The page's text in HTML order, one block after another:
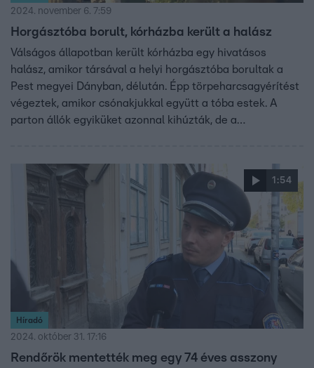
2024. november 6. 7:59
Horgásztóba borult, kórházba került a halász
Válságos állapotban került kórházba egy hivatásos
halász, amikor társával a helyi horgásztóba borultak a
Pest megyei Dányban, délután. Épp törpeharcsagyérítést
végeztek, amikor csónakjukkal együtt a tóba estek. A
parton állók egyiküket azonnal kihúzták, de a
mint egy órán át küzdöttek, mire sikerült újraéleszteni.
Mentőhelikopterrel vitték kórházba.
1:54
Híradó
2024. október 31. 17:16
Rendőrök mentették meg egy 74 éves asszony